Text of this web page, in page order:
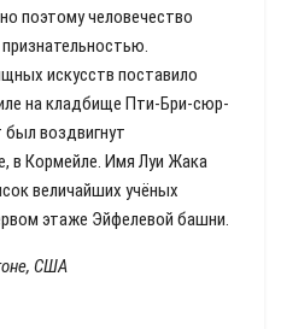
поэтому человечество
искусств поставило
на кладбище Пти-Бри-сюр-
воздвигнут
в Кормейле. Имя Луи Жака
величайших учёных
этаже Эйфелевой башни.
США